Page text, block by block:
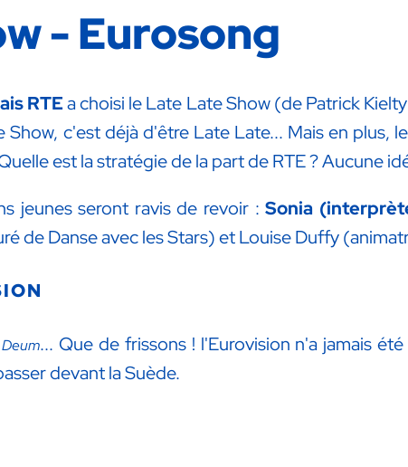
- Eurosong
RTEa choisi le Late Late Show (de Patrick
c'est déjà d'être Late Late... Mais en
est la stratégie de la part de RTE ? Aucune
jeunes seront ravis de revoir :Sonia
de Danse avec les Stars) et Louise Duffy
Deum... Que de frissons ! l'Eurovision n'a jamais
devant la Suède.